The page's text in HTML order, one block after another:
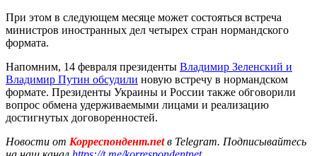
При этом в следующем месяце может состояться встреча
министров иностранных дел четырех стран нормандского
формата.
Напомним, 14 февраля президенты Владимир Зеленский и
Владимир Путин обсудили новую встречу в нормандском
формате. Президенты Украины и России также обговорили
вопрос обмена удерживаемыми лицами и реализацию
достигнутых договоренностей.
Новости от Корреспондент.netв Telegram. Подписывайтесь